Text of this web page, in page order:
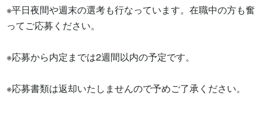
※平日夜間や週末の選考も行なっています。在職中の方も奮
ってご応募ください。
※応募から内定までは2週間以内の予定です。
※応募書類は返却いたしませんので予めご了承ください。